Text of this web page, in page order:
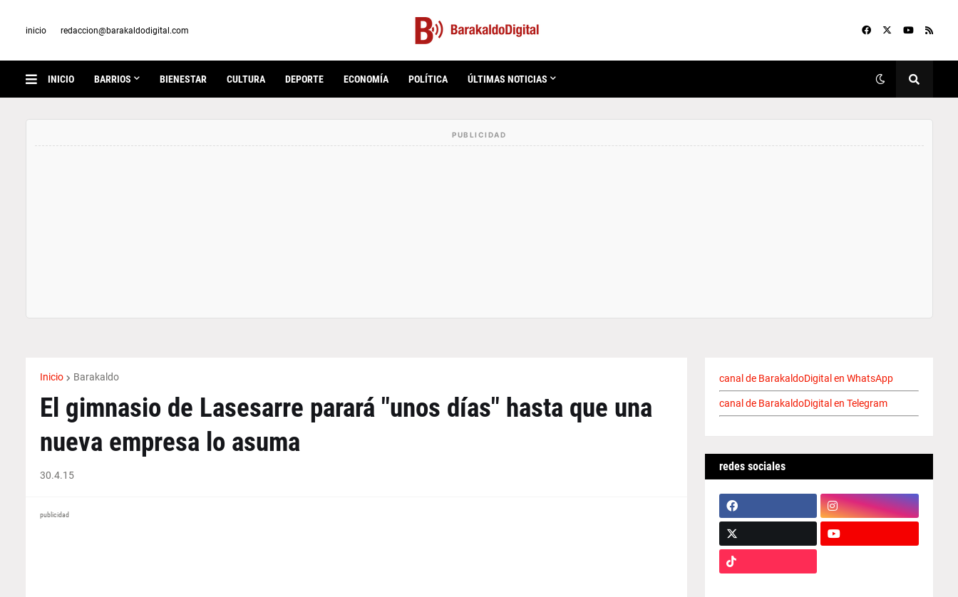
inicio redaccion@barakaldodigital.com
INICIO BARRIOS BIENESTAR CULTURA DEPORTE ECONOMÍA POLÍTICA ÚLTIMAS NOTICIAS
Inicio Barakaldo
El gimnasio de Lasesarre parará "unos días" hasta que una
nueva empresa lo asuma
30.4.15
publicidad
canal de BarakaldoDigital en WhatsApp
canal de BarakaldoDigital en Telegram
redes sociales